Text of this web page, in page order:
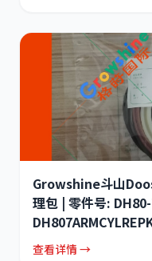
Growshine斗山
理包 | 零件号:
查看详情 →